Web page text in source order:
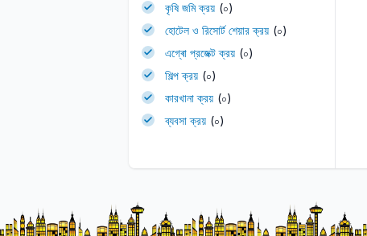
কৃষি জমি ক্রয় (০)
হোটেল ও রিসোর্ট শেয়ার ক্রয় (০)
এগ্ৰো প্রজেক্ট ক্রয় (০)
শিল্প ক্রয় (০)
কারখানা ক্রয় (০)
ব্যবসা ক্রয় (০)